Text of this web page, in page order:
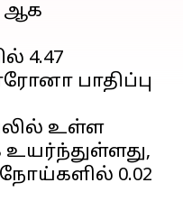
ஆக
4.47
பாதிப்பு
உள்ள
0.02